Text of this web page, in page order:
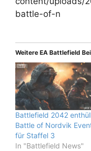
battle-of-n
Weitere EA Battlefield
Battlefield 2042
Battle of Nordvik
für Staffel 3
In "Battlefield News"